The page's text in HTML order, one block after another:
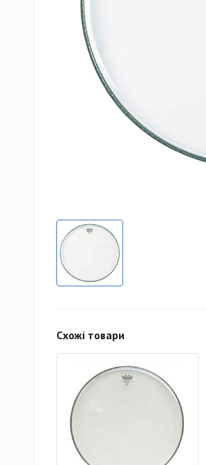
Схожі товари